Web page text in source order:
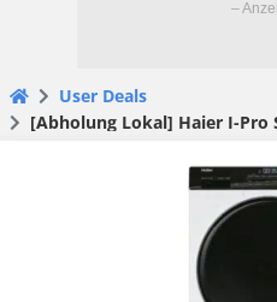
User Deals
[Abholung Lokal] Haier I-Pro Serie 5 HW90-B14959EU1